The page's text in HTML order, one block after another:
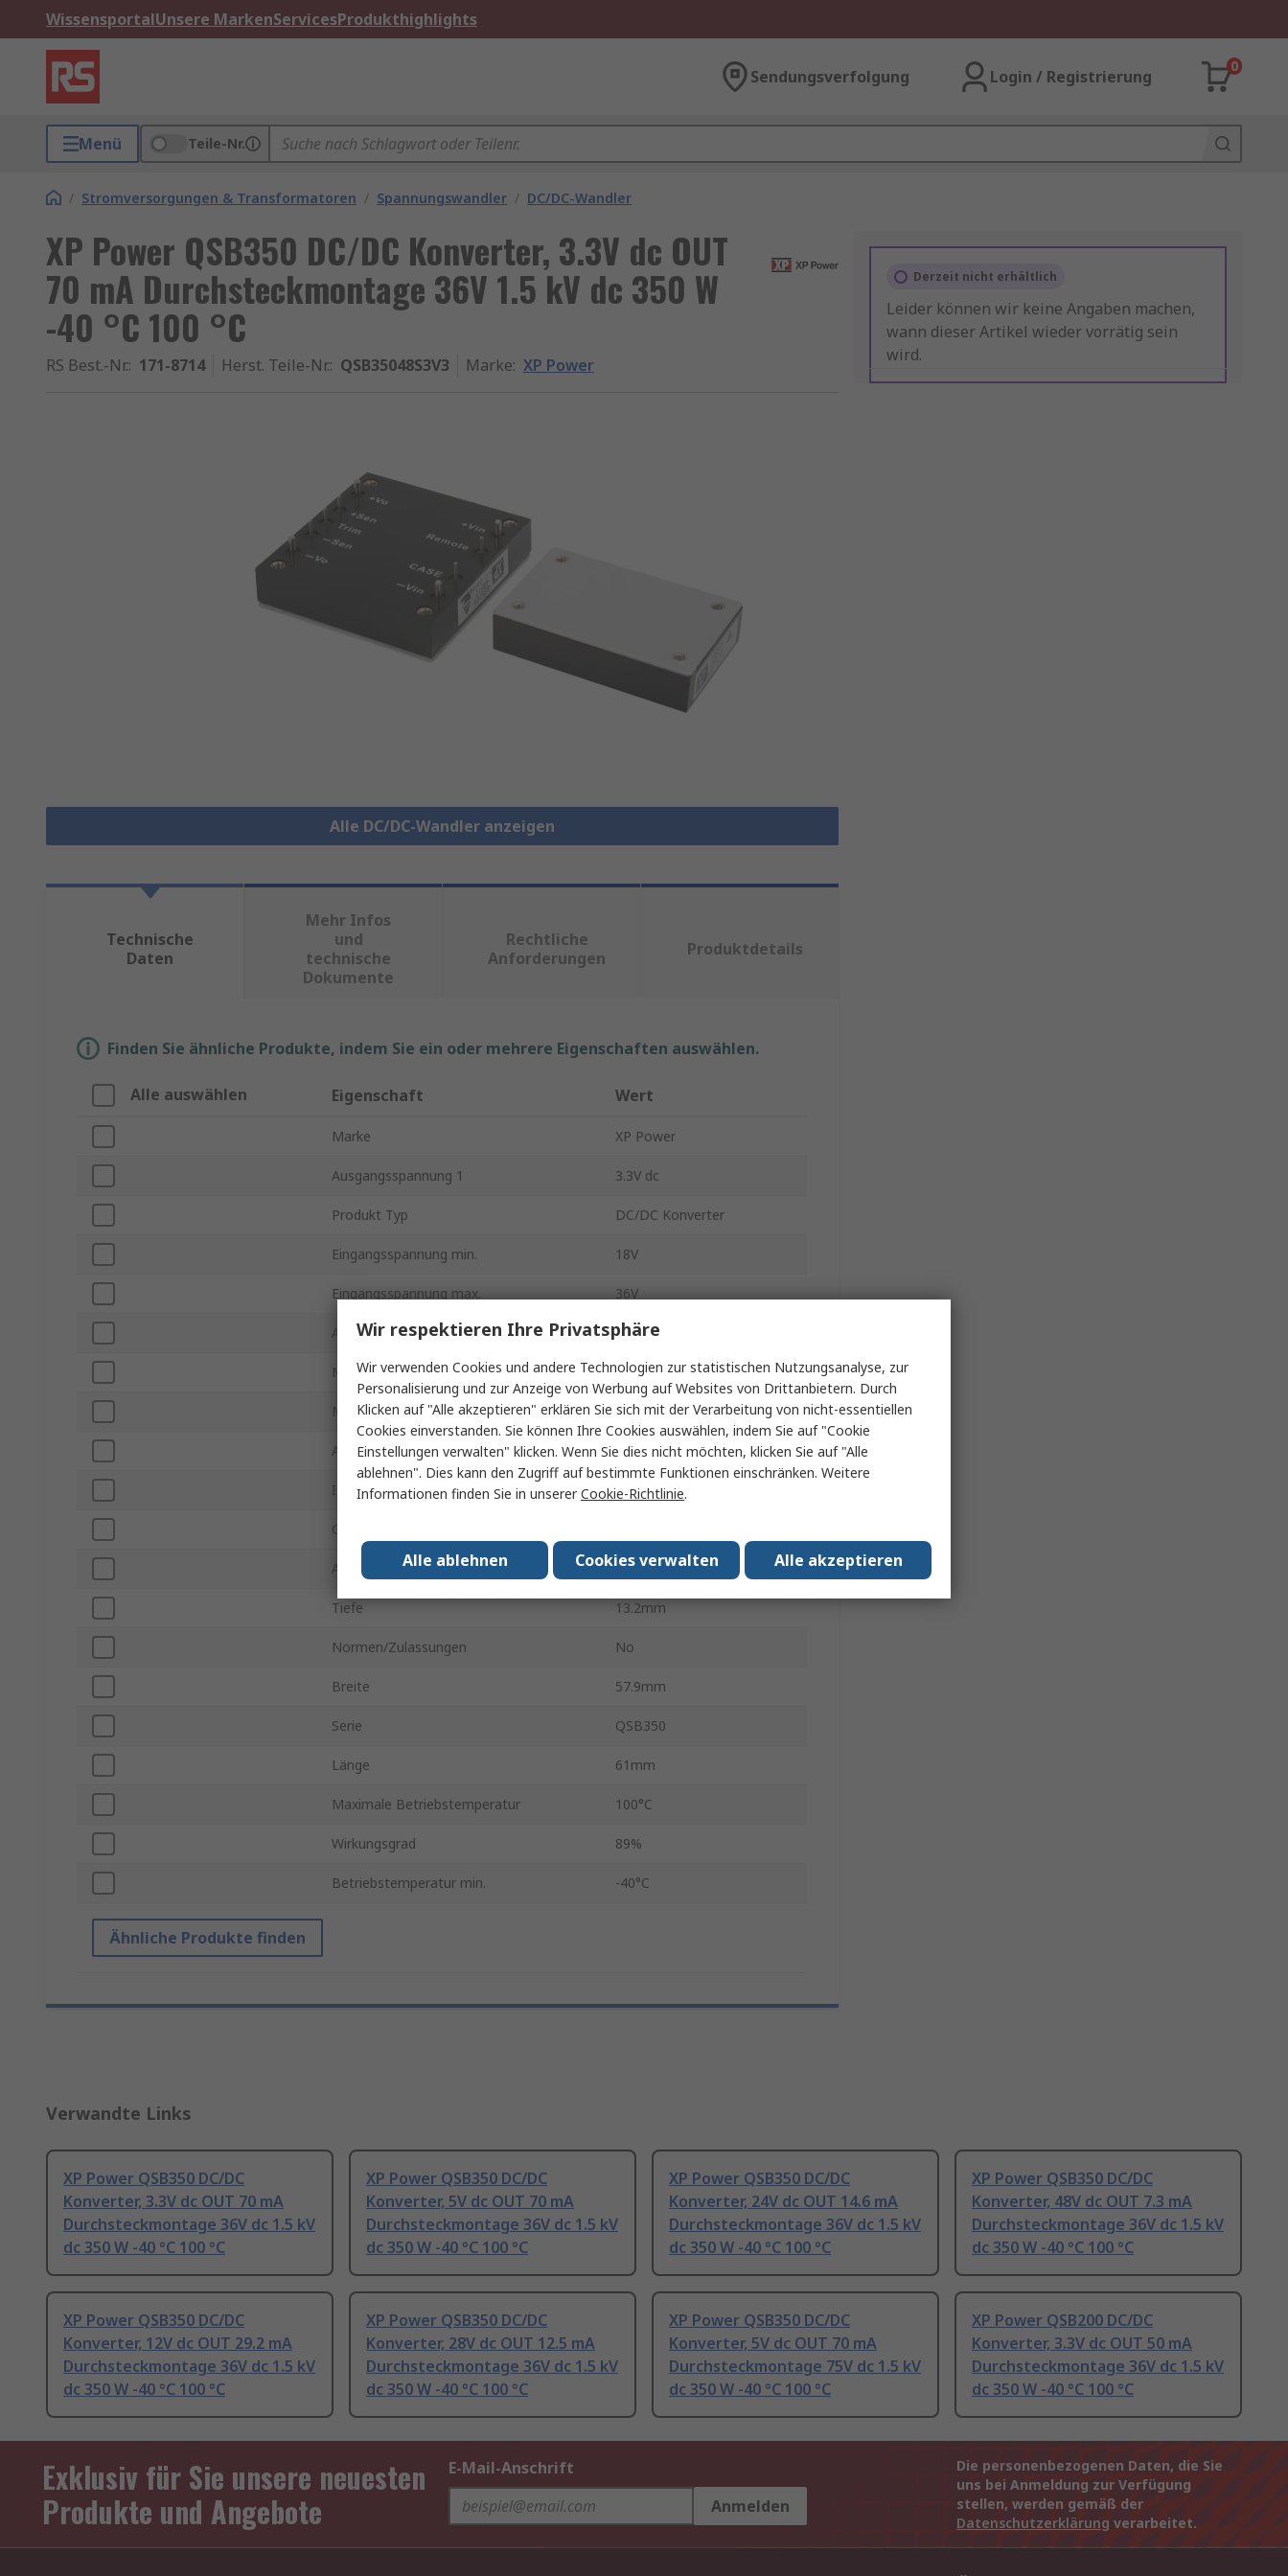
WissensportalUnsere MarkenServicesProdukthighlights
Sendungsverfolgung Login / Registrierung
0
Menü Teile-Nr.
/ Stromversorgungen & Transformatoren / Spannungswandler / DC/DC-Wandler
XP Power QSB350 DC/DC Konverter, 3.3V dc OUT
70 mA Durchsteckmontage 36V 1.5 kV dc 350 W
-40 °C 100 °C
RS Best.-Nr.: 171-8714 Herst. Teile-Nr.: QSB35048S3V3 Marke: XP Power
Alle DC/DC-Wandler anzeigen
Derzeit nicht erhältlich
Leider können wir keine Angaben machen,
wann dieser Artikel wieder vorrätig sein
wird.
Technische
Daten
Mehr Infos
und
technische
Dokumente
Rechtliche
Anforderungen
Produktdetails
Finden Sie ähnliche Produkte, indem Sie ein oder mehrere Eigenschaften auswählen.
Alle auswählen Eigenschaft Wert
Marke XP Power
Ausgangsspannung 1 3.3V dc
Produkt Typ DC/DC Konverter
Eingangsspannung min. 18V
Eingangsspannung max. 36V
Ausgangsstrom 1 70mA
Montageart Durchsteckmontage
MTBF 658000h
Anzahl der Ausgänge 1
Isolationsspannung 1.5kV dc
Gehäusegröße
Ausgangsleistung max. 350W
Tiefe 13.2mm
Normen/Zulassungen No
Breite 57.9mm
Serie QSB350
Länge 61mm
Maximale Betriebstemperatur 100°C
Wirkungsgrad 89%
Betriebstemperatur min. -40°C
Ähnliche Produkte finden
Verwandte Links
XP Power QSB350 DC/DC
Konverter, 3.3V dc OUT 70 mA
Durchsteckmontage 36V dc 1.5 kV
dc 350 W -40 °C 100 °C
XP Power QSB350 DC/DC
Konverter, 5V dc OUT 70 mA
Durchsteckmontage 36V dc 1.5 kV
dc 350 W -40 °C 100 °C
XP Power QSB350 DC/DC
Konverter, 24V dc OUT 14.6 mA
Durchsteckmontage 36V dc 1.5 kV
dc 350 W -40 °C 100 °C
XP Power QSB350 DC/DC
Konverter, 48V dc OUT 7.3 mA
Durchsteckmontage 36V dc 1.5 kV
dc 350 W -40 °C 100 °C
XP Power QSB350 DC/DC
Konverter, 12V dc OUT 29.2 mA
Durchsteckmontage 36V dc 1.5 kV
dc 350 W -40 °C 100 °C
XP Power QSB350 DC/DC
Konverter, 28V dc OUT 12.5 mA
Durchsteckmontage 36V dc 1.5 kV
dc 350 W -40 °C 100 °C
XP Power QSB350 DC/DC
Konverter, 5V dc OUT 70 mA
Durchsteckmontage 75V dc 1.5 kV
dc 350 W -40 °C 100 °C
XP Power QSB200 DC/DC
Konverter, 3.3V dc OUT 50 mA
Durchsteckmontage 36V dc 1.5 kV
dc 350 W -40 °C 100 °C
Exklusiv für Sie unsere neuesten
Produkte und Angebote
E-Mail-Anschrift
Anmelden
Die personenbezogenen Daten, die Sie
uns bei Anmeldung zur Verfügung
stellen, werden gemäß der
Datenschutzerklärung verarbeitet.
Wir respektieren Ihre Privatsphäre
Wir verwenden Cookies und andere Technologien zur statistischen Nutzungsanalyse, zur
Personalisierung und zur Anzeige von Werbung auf Websites von Drittanbietern. Durch
Klicken auf "Alle akzeptieren" erklären Sie sich mit der Verarbeitung von nicht-essentiellen
Cookies einverstanden. Sie können Ihre Cookies auswählen, indem Sie auf "Cookie
Einstellungen verwalten" klicken. Wenn Sie dies nicht möchten, klicken Sie auf "Alle
ablehnen". Dies kann den Zugriff auf bestimmte Funktionen einschränken. Weitere
Informationen finden Sie in unsererCookie-Richtlinie.
Alle akzeptieren
Cookies verwalten
Alle ablehnen